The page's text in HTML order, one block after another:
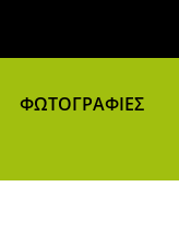
ΦΩΤΟΓΡΑΦΙΕΣ